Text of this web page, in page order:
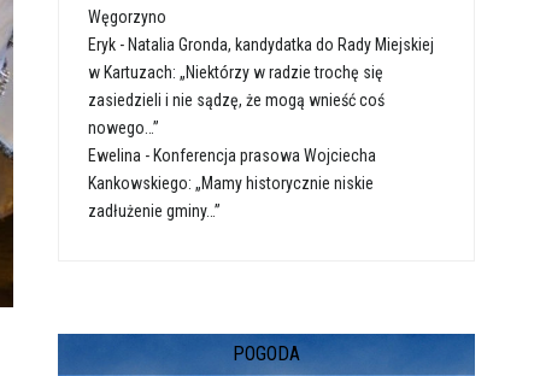
Węgorzyno
Eryk - Natalia Gronda, kandydatka do Rady Miejskiej
w Kartuzach: „Niektórzy w radzie trochę się
zasiedzieli i nie sądzę, że mogą wnieść coś
nowego…”
Ewelina - Konferencja prasowa Wojciecha
Kankowskiego: „Mamy historycznie niskie
zadłużenie gminy…”
POGODA